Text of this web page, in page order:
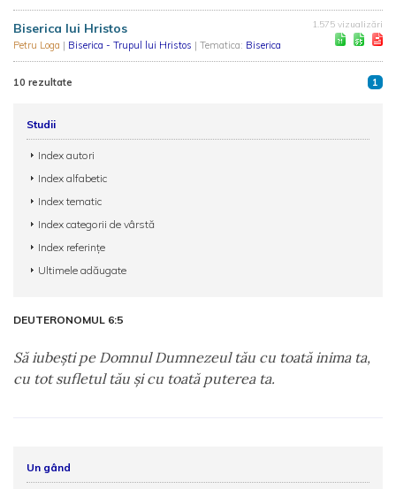
Biserica lui Hristos
Petru Loga | Biserica - Trupul lui Hristos | Tematica: Biserica
1.575 vizualizări
10 rezultate 1
Studii
Index autori
Index alfabetic
Index tematic
Index categorii de vârstă
Index referințe
Ultimele adăugate
DEUTERONOMUL 6:5
Să iubeşti pe Domnul Dumnezeul tău cu toată inima ta,
cu tot sufletul tău şi cu toată puterea ta.
Un gând